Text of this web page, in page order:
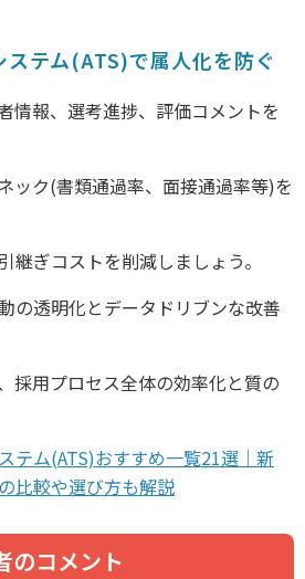
テム(ATS)で属人化を防ぐ
情報、選考進捗、評価コメントを
ック(書類通過率、面接通過率等)を
継ぎコストを削減しましょう。
の透明化とデータドリブンな改善
採用プロセス全体の効率化と質の
テム(ATS)おすすめ一覧21選｜新
比較や選び方も解説
のコメント